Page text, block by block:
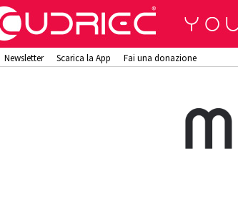
Newsletter Scarica la App Fai una donazione